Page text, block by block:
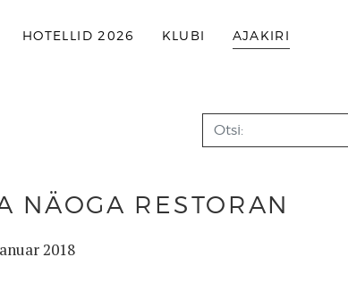
HOTELLID 2026 KLUBI AJAKIRI
NÄOGA RESTORAN
2018